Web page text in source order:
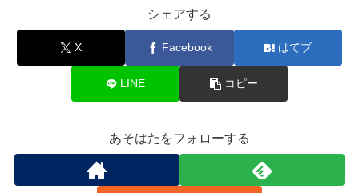
シェアする
X Facebook はてブ
LINE コピー
あそはたをフォローする